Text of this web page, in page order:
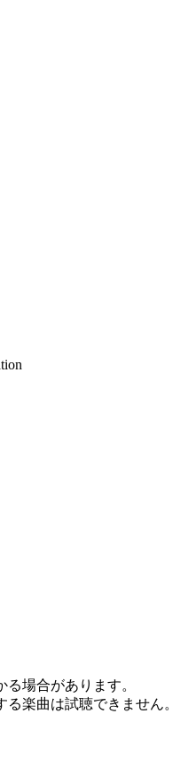
場合があります。
楽曲は試聴できません。